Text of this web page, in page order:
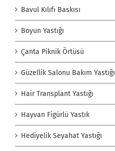
Bavul Kılıfı Baskısı
Boyun Yastığı
Çanta Piknik Örtüsü
Güzellik Salonu Bakım Yastığı
Hair Transplant Yastığı
Hayvan Figürlü Yastık
Hediyelik Seyahat Yastığı